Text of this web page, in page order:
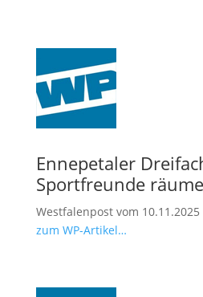
Ennepetaler
Sportfreunde
Westfalenpost vom 10.11.2025
zum WP-Artikel…